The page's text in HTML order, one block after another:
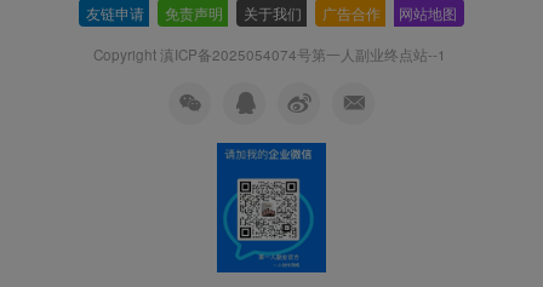
友链申请 免责声明 关于我们 广告合作 网站地图
Copyright 滇ICP备2025054074号第一人副业终点站--1